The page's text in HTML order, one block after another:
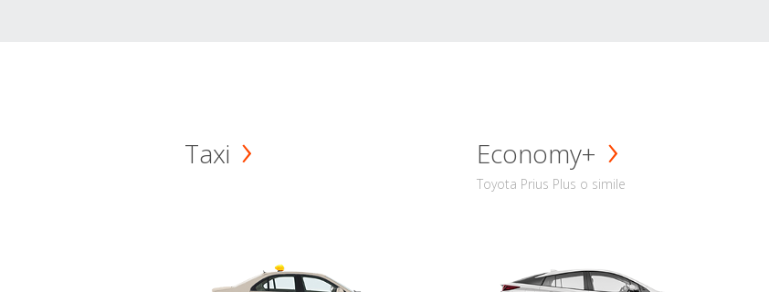
Taxi Economy+
Toyota Prius Plus o simile